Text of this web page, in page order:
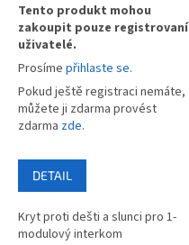
Tento produkt mohou
zakoupit pouze registrovaní
uživatelé.
Prosíme přihlaste se.
Pokud ještě registraci nemáte,
můžete ji zdarma provést
zdarma zde.
DETAIL
Kryt proti dešti a slunci pro 1-
modulový interkom